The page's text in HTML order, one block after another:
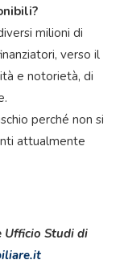
milioni di
verso il
e notorietà, di
perché non si
attualmente
Ufficio Studi di